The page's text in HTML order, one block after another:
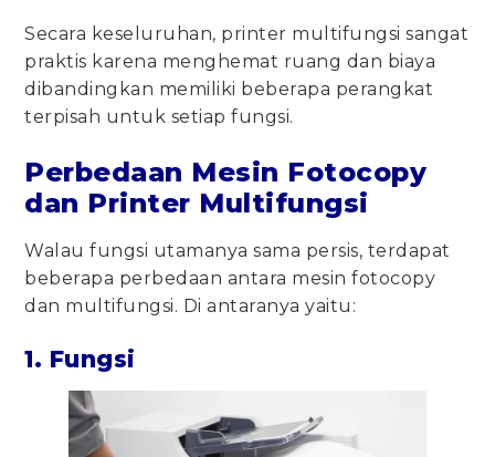
Secara keseluruhan, printer multifungsi sangat
praktis karena menghemat ruang dan biaya
dibandingkan memiliki beberapa perangkat
terpisah untuk setiap fungsi.
Perbedaan Mesin Fotocopy
dan Printer Multifungsi
Walau fungsi utamanya sama persis, terdapat
beberapa perbedaan antara mesin fotocopy
dan multifungsi. Di antaranya yaitu:
1. Fungsi